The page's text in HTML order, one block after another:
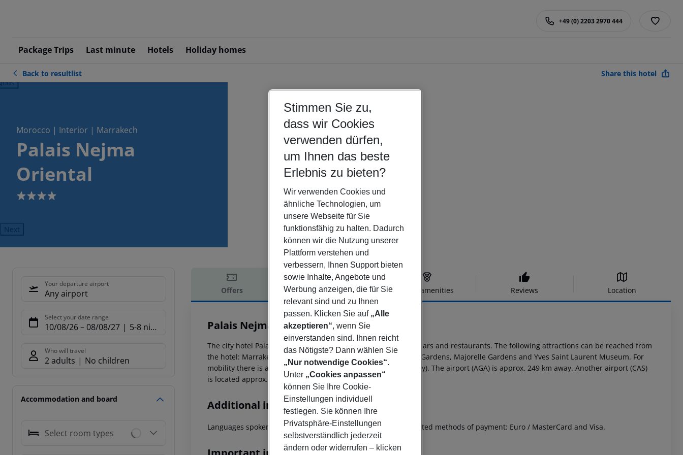
Package Trips Last minute Hotels Holiday homes
+49 (0) 2203 2970 444
Back to resultlist Share this hotel
Morocco | Interior | Marrakech
Palais Nejma
Oriental
4
Next
Your departure airport
Any airport
Select your date range
10/08/26– 08/08/27 5-8 nights
Who will travel
2 adults No children
Accommodation and board
Select room types
Offers Offer description Hotel amenities Reviews Location
Offer description
Palais Nejma Oriental
4
The city hotel Palais Nejma is around 950 m from the nearest bars and restaurants. The following attractions can be reached from
the hotel: Marrakech Museum, Medersa Ben Youssef, Menara Gardens, Majorelle Gardens and Yves Saint Laurent Museum. For
mobility there is a taxi rank and a bus stop (approx. 200 m away). The airport (AGA) is approx. 249 km away. Another airport (CAS)
is located approx. 243 km away.
Additional info
Languages spoken: English, French, Spanish and Arabic. Accepted methods of payment: Euro / MasterCard and Visa.
Stimmen Sie zu,
dass wir Cookies
verwenden dürfen,
um Ihnen das beste
Erlebnis zu bieten?
Wir verwenden Cookies und
ähnliche Technologien, um
unsere Webseite für Sie
funktionsfähig zu halten. Dadurch
können wir die Nutzung unserer
Plattform verstehen und
verbessern, Ihnen Support bieten
sowie Inhalte, Angebote und
Werbung anzeigen, die für Sie
relevant sind und zu Ihnen
passen. Klicken Sie auf „Alle
akzeptieren“, wenn Sie
einverstanden sind. Ihnen reicht
das Nötigste? Dann wählen Sie
„Nur notwendige Cookies“.
Unter „Cookies anpassen“
können Sie Ihre Cookie-
Einstellungen individuell
festlegen. Sie können Ihre
Privatsphäre-Einstellungen
selbstverständlich jederzeit
ändern oder widerrufen – klicken